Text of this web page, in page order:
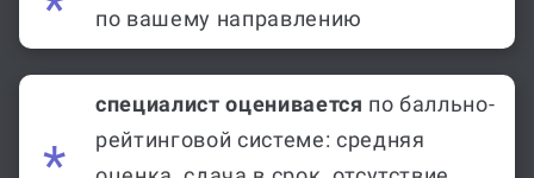
по вашему направлению
специалист оценивается по балльно-
рейтинговой системе: средняя